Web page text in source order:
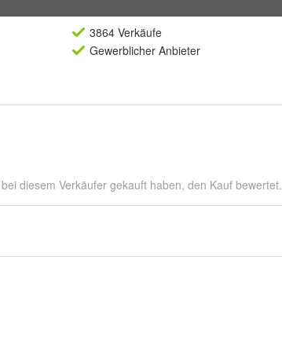
3864 Verkäufe
Gewerblicher Anbieter
diesem Verkäufer gekauft haben, den Kauf bewertet.